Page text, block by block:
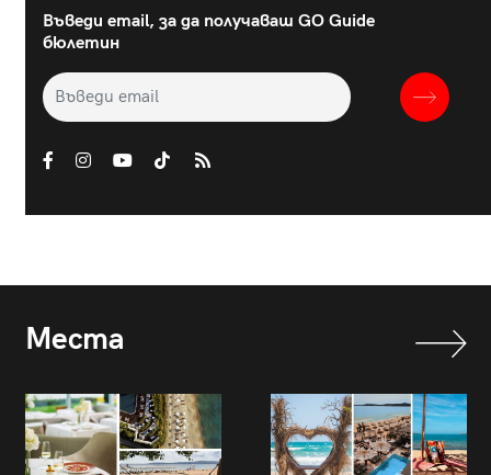
Въведи email, за да получаваш GO Guide
бюлетин
Места